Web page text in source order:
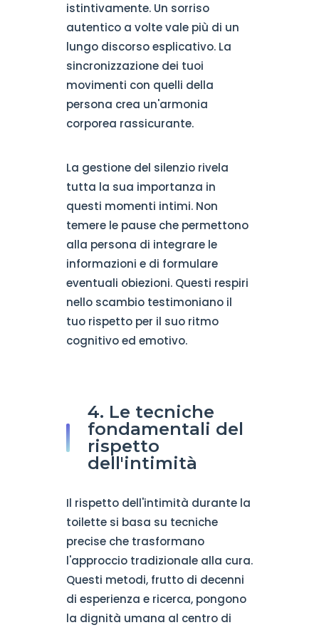
istintivamente. Un sorriso
autentico a volte vale più di un
lungo discorso esplicativo. La
sincronizzazione dei tuoi
movimenti con quelli della
persona crea un'armonia
corporea rassicurante.
La gestione del silenzio rivela
tutta la sua importanza in
questi momenti intimi. Non
temere le pause che permettono
alla persona di integrare le
informazioni e di formulare
eventuali obiezioni. Questi respiri
nello scambio testimoniano il
tuo rispetto per il suo ritmo
cognitivo ed emotivo.
4. Le tecniche
fondamentali del
rispetto
dell'intimità
Il rispetto dell'intimità durante la
toilette si basa su tecniche
precise che trasformano
l'approccio tradizionale alla cura.
Questi metodi, frutto di decenni
di esperienza e ricerca, pongono
la dignità umana al centro di